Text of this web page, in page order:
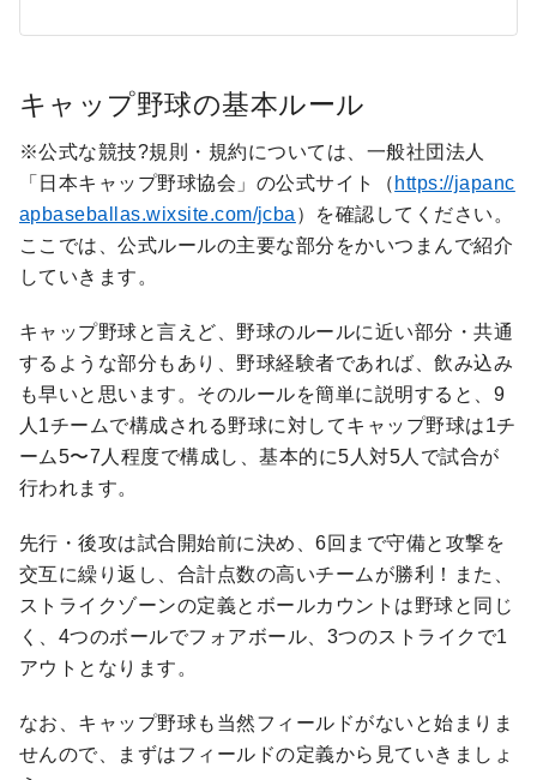
キャップ野球の基本ルール
※公式な競技?規則・規約については、一般社団法人
「日本キャップ野球協会」の公式サイト（ https://japanc
apbaseballas.wixsite.com/jcba ）を確認してください。
ここでは、公式ルールの主要な部分をかいつまんで紹介
していきます。
キャップ野球と言えど、野球のルールに近い部分・共通
するような部分もあり、野球経験者であれば、飲み込み
も早いと思います。そのルールを簡単に説明すると、9
人1チームで構成される野球に対してキャップ野球は1チ
ーム5〜7人程度で構成し、基本的に5人対5人で試合が
行われます。
先行・後攻は試合開始前に決め、6回まで守備と攻撃を
交互に繰り返し、合計点数の高いチームが勝利！また、
ストライクゾーンの定義とボールカウントは野球と同じ
く、4つのボールでフォアボール、3つのストライクで1
アウトとなります。
なお、キャップ野球も当然フィールドがないと始まりま
せんので、まずはフィールドの定義から見ていきましょ